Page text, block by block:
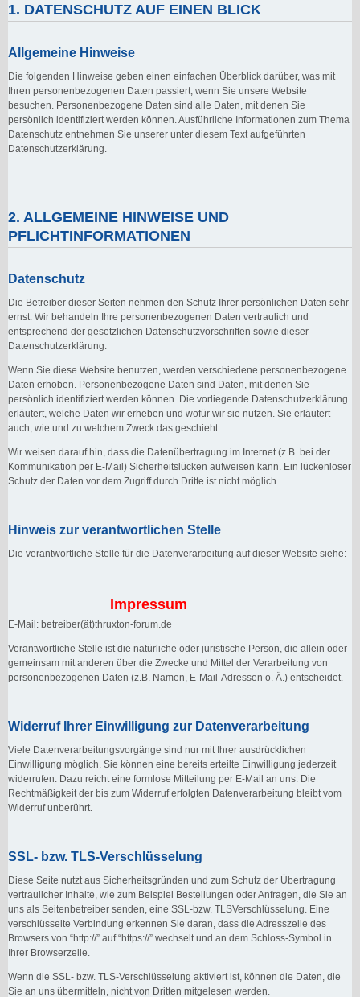
1. DATENSCHUTZ AUF EINEN BLICK
Allgemeine Hinweise
Die folgenden Hinweise geben einen einfachen Überblick darüber, was mit
Ihren personenbezogenen Daten passiert, wenn Sie unsere Website
besuchen. Personenbezogene Daten sind alle Daten, mit denen Sie
persönlich identifiziert werden können. Ausführliche Informationen zum Thema
Datenschutz entnehmen Sie unserer unter diesem Text aufgeführten
Datenschutzerklärung.
2. ALLGEMEINE HINWEISE UND
PFLICHTINFORMATIONEN
Datenschutz
Die Betreiber dieser Seiten nehmen den Schutz Ihrer persönlichen Daten sehr
ernst. Wir behandeln Ihre personenbezogenen Daten vertraulich und
entsprechend der gesetzlichen Datenschutzvorschriften sowie dieser
Datenschutzerklärung.
Wenn Sie diese Website benutzen, werden verschiedene personenbezogene
Daten erhoben. Personenbezogene Daten sind Daten, mit denen Sie
persönlich identifiziert werden können. Die vorliegende Datenschutzerklärung
erläutert, welche Daten wir erheben und wofür wir sie nutzen. Sie erläutert
auch, wie und zu welchem Zweck das geschieht.
Wir weisen darauf hin, dass die Datenübertragung im Internet (z.B. bei der
Kommunikation per E-Mail) Sicherheitslücken aufweisen kann. Ein lückenloser
Schutz der Daten vor dem Zugriff durch Dritte ist nicht möglich.
Hinweis zur verantwortlichen Stelle
Die verantwortliche Stelle für die Datenverarbeitung auf dieser Website siehe:
Impressum
E-Mail: betreiber(ät)thruxton-forum.de
Verantwortliche Stelle ist die natürliche oder juristische Person, die allein oder
gemeinsam mit anderen über die Zwecke und Mittel der Verarbeitung von
personenbezogenen Daten (z.B. Namen, E-Mail-Adressen o. Ä.) entscheidet.
Widerruf Ihrer Einwilligung zur Datenverarbeitung
Viele Datenverarbeitungsvorgänge sind nur mit Ihrer ausdrücklichen
Einwilligung möglich. Sie können eine bereits erteilte Einwilligung jederzeit
widerrufen. Dazu reicht eine formlose Mitteilung per E-Mail an uns. Die
Rechtmäßigkeit der bis zum Widerruf erfolgten Datenverarbeitung bleibt vom
Widerruf unberührt.
SSL- bzw. TLS-Verschlüsselung
Diese Seite nutzt aus Sicherheitsgründen und zum Schutz der Übertragung
vertraulicher Inhalte, wie zum Beispiel Bestellungen oder Anfragen, die Sie an
uns als Seitenbetreiber senden, eine SSL-bzw. TLSVerschlüsselung. Eine
verschlüsselte Verbindung erkennen Sie daran, dass die Adresszeile des
Browsers von “http://” auf “https://” wechselt und an dem Schloss-Symbol in
Ihrer Browserzeile.
Wenn die SSL- bzw. TLS-Verschlüsselung aktiviert ist, können die Daten, die
Sie an uns übermitteln, nicht von Dritten mitgelesen werden.